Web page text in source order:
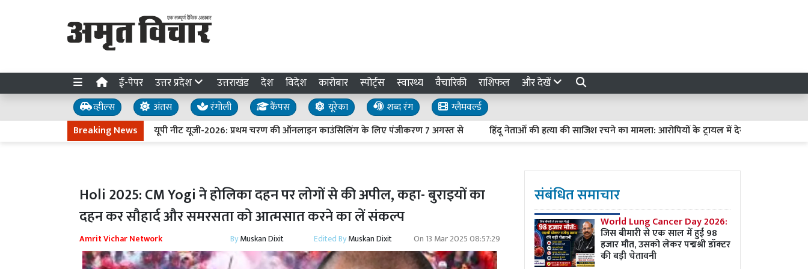
ई-पेपर उत्तर प्रदेश उत्तराखंड देश विदेश कारोबार स्पोर्ट्स स्वास्थ्य वैचारिकी राशिफल और देखें
व्हील्स अंतस रंगोली कैंपस यूरेका शब्द रंग
ग्लैमवर्ल्ड
Breaking Newsयूपी नीट यूजी-2026: प्रथम चरण की ऑनलाइन काउंसिलिंग के लिए पंजीकरण 7 अगस्त से हिंदू नेताओं की हत्या की साजिश रचने का मामला: आरोपियों के ट्रायल में देरी पर हाईकोर्ट सख्त, मांगी
Holi 2025: CM Yogi ने होलिका दहन पर लोगों से की अपील, कहा- बुराइयों का
दहन कर सौहार्द और समरसता को आत्मसात करने का लें संकल्प
Amrit Vichar Network ByMuskan Dixit Edited ByMuskan Dixit On 13 Mar 2025 08:57:29
संबंधित समाचार
World Lung Cancer Day 2026:
जिस बीमारी से एक साल में हुई 98
हजार मौत, उसको लेकर पद्मश्री डॉक्टर
की बड़ी चेतावनी